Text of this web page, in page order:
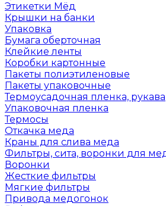
Этикетки Мёд
Крышки на банки
Упаковка
Бумага оберточная
Клейкие ленты
Коробки картонные
Пакеты полиэтиленовые
Пакеты упаковочные
Термоусадочная пленка, рукава
Упаковочная пленка
Термосы
Откачка меда
Краны для слива меда
Фильтры, сита, воронки для
Воронки
Жесткие фильтры
Мягкие фильтры
Привода медогонок